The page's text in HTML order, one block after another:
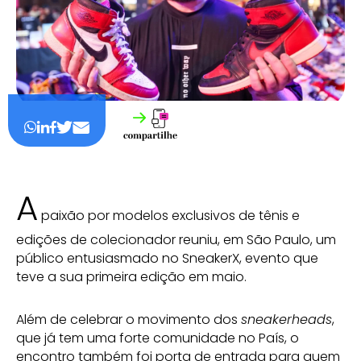
A paixão por modelos exclusivos de tênis e
edições de colecionador reuniu, em São Paulo, um
público entusiasmado no SneakerX, evento que
teve a sua primeira edição em maio.
Além de celebrar o movimento dos sneakerheads,
que já tem uma forte comunidade no País, o
encontro também foi porta de entrada para quem